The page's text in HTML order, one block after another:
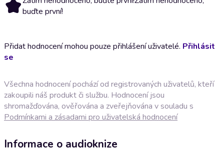
buďte první!
Přidat hodnocení mohou pouze přihlášení uživatelé. Přihlásit
se
Všechna hodnocení pochází od registrovaných uživatelů, kteří
zakoupili náš produkt či službu. Hodnocení jsou
shromažďována, ověřována a zveřejňována v souladu s
Podmínkami a zásadami pro uživatelská hodnocení
Informace o audioknize